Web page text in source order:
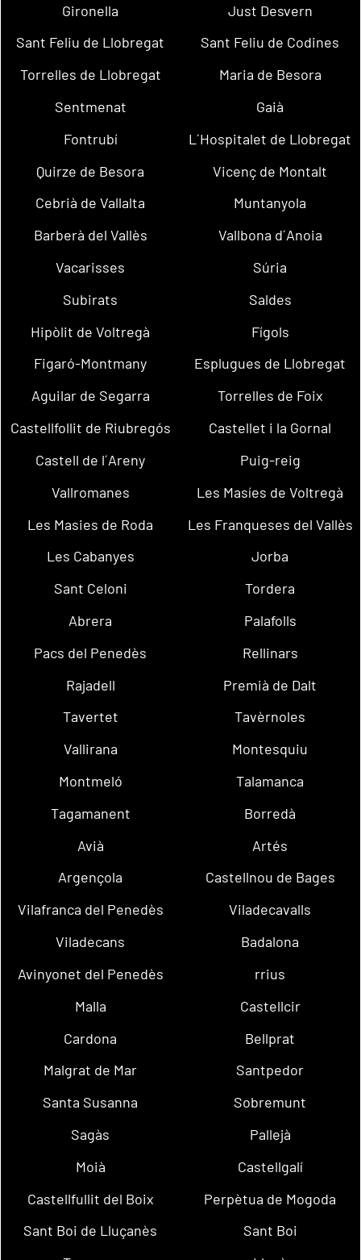
Gironella
Just Desvern
Sant Feliu de Llobregat
Sant Feliu de Codines
Torrelles de Llobregat
Maria de Besora
Sentmenat
Gaià
Fontrubí
L´Hospitalet de Llobregat
Quirze de Besora
Vicenç de Montalt
Cebrià de Vallalta
Muntanyola
Barberà del Vallès
Vallbona d´Anoia
Vacarisses
Súria
Subirats
Saldes
Hipòlit de Voltregà
Fígols
Figaró-Montmany
Esplugues de Llobregat
Aguilar de Segarra
Torrelles de Foix
Castellfollit de Riubregós
Castellet i la Gornal
Castell de l´Areny
Puig-reig
Vallromanes
Les Masíes de Voltregà
Les Masies de Roda
Les Franqueses del Vallès
Les Cabanyes
Jorba
Sant Celoni
Tordera
Abrera
Palafolls
Pacs del Penedès
Rellinars
Rajadell
Premià de Dalt
Tavertet
Tavèrnoles
Vallirana
Montesquiu
Montmeló
Talamanca
Tagamanent
Borredà
Avià
Artés
Argençola
Castellnou de Bages
Vilafranca del Penedès
Viladecavalls
Viladecans
Badalona
Avinyonet del Penedès
rrius
Malla
Castellcir
Cardona
Bellprat
Malgrat de Mar
Santpedor
Santa Susanna
Sobremunt
Sagàs
Pallejà
Moià
Castellgalí
Castellfullit del Boix
Perpètua de Mogoda
Sant Boi de Lluçanès
Sant Boi